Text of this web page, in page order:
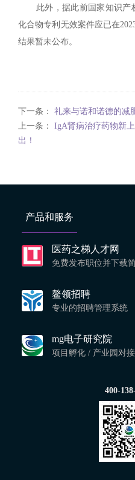
此外，据此前国家知识产
化合物专利无效案件应已在
结果暂未公布。
下一条： 礼来与诺和诺德的减
上一条： IgA肾病治疗药物新
出！
产品和服务
医药之梯人才网
免费发布职位并下载
鳌领招聘
专业的招聘管理系统
mg电子研究院
项目孵化 / 产业园对接
400-